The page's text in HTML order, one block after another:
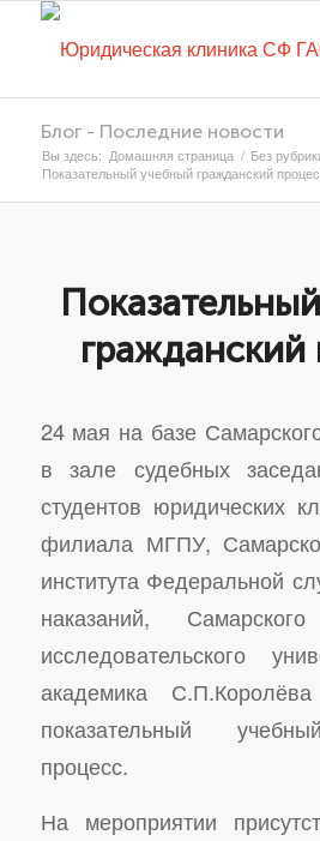
Блог - Последние новости
Вы здесь: Домашняя страница / Без
Показательный учебный гражданский
гражданский
24 мая на базе
в зале судебных
студентов юридических
филиала МГПУ,
института Федеральной
наказаний,
исследовательского
академика
показательный
процесс.
На мероприятии